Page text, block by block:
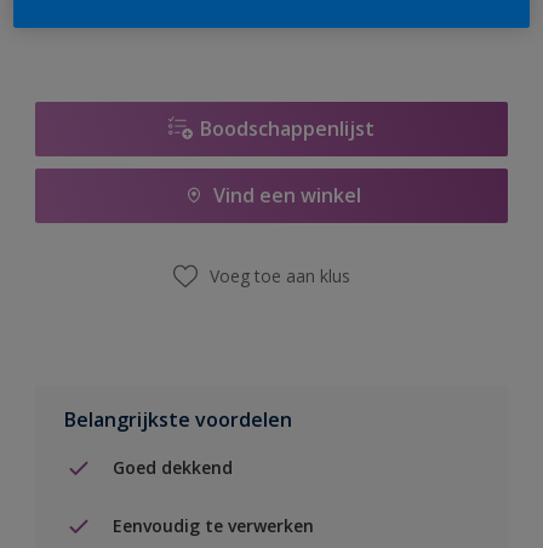
Boodschappenlijst
Vind een winkel
Voeg toe aan klus
Belangrijkste voordelen
Goed dekkend
Eenvoudig te verwerken